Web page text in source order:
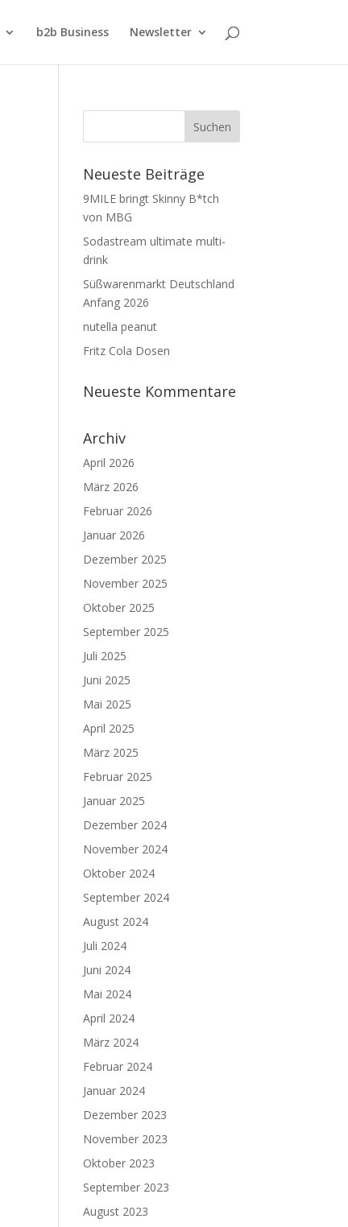
b2b Business Newsletter
Neueste Beiträge
9MILE bringt Skinny B*tch
von MBG
Sodastream ultimate multi-
drink
Süßwarenmarkt Deutschland
Anfang 2026
nutella peanut
Fritz Cola Dosen
Neueste Kommentare
Archiv
April 2026
März 2026
Februar 2026
Januar 2026
Dezember 2025
November 2025
Oktober 2025
September 2025
Juli 2025
Juni 2025
Mai 2025
April 2025
März 2025
Februar 2025
Januar 2025
Dezember 2024
November 2024
Oktober 2024
September 2024
August 2024
Juli 2024
Juni 2024
Mai 2024
April 2024
März 2024
Februar 2024
Januar 2024
Dezember 2023
November 2023
Oktober 2023
September 2023
August 2023